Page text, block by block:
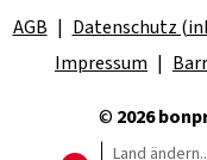
AGB
Datenschutz
Impressum
© 2026
Land